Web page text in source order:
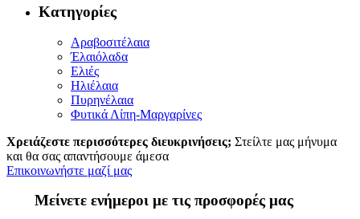
Κατηγορίες
Αραβοσιτέλαια
Έλαιόλαδα
Ελιές
Ηλιέλαια
Πυρηνέλαια
Φυτικά Λίπη-Μαργαρίνες
Χρειάζεστε περισσότερες διευκρινήσεις; Στείλτε μας μήνυμα
και θα σας απαντήσουμε άμεσα
Επικοινωνήστε μαζί μας
Μείνετε ενήμεροι με τις προσφορές μας